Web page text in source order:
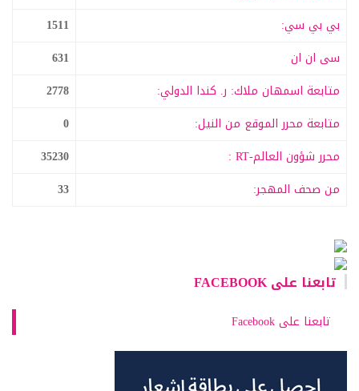
بي بي سي:
1511
سى ان ان
631
متابعة اسمهان ملاك: ر. كندا الدولي:
2778
متابعة محرر الموقع من النيل:
0
محرر شؤون العالم-RT :
35230
من صحف المهجر:
33
تابعنا على FACEBOOK
تابعنا على Facebook